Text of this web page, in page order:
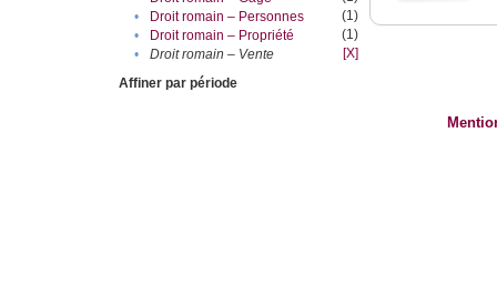
•
Droit romain – Personnes
(1)
•
Droit romain – Propriété
(1)
•
Droit romain – Vente
[X]
Affiner par période